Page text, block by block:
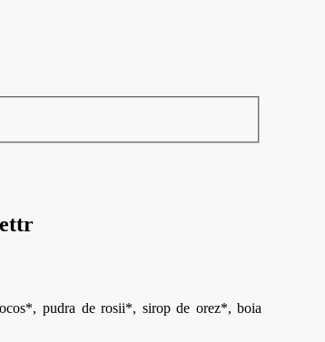
pudra de rosii*, sirop de orez*, boia